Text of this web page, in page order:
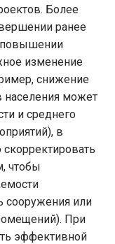
Более
ранее
повышении
изменение
снижение
населения может
и среднего
в
чтобы
сооружения или
При
эффективной